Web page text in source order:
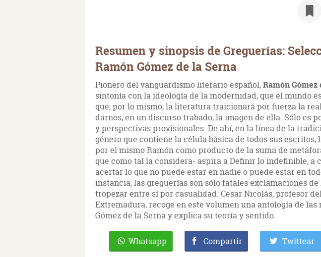
Resumen y sinopsis de Greguerías:
Ramón Gómez de la Serna
Pionero del vanguardismo literario español,Ramón Gómez
sintonía con la ideología de la modernidad, que el mundo
que, por lo mismo, la literatura traicionará por fuerza la
darnos, en un discurso trabado, la imagen de ella. Sólo es
y perspectivas provisionales. De ahí, en la línea de la
género que contiene la célula básica de todos sus escritos,
por el mismo Ramón como producto de la suma de
que como tal la considera- aspira a Definir lo indefinible, a
acertar lo que no puede estar en nadie o puede estar en
instancia, las greguerías son sólo fatales exclamaciones
tropezar entre sí por casualidad. Cesar Nicolás, profesor
Extremadura, recoge en este volumen una antología de las
Gómez de la Serna y explica su teoría y sentido.
Whatsapp Compartir Twittear